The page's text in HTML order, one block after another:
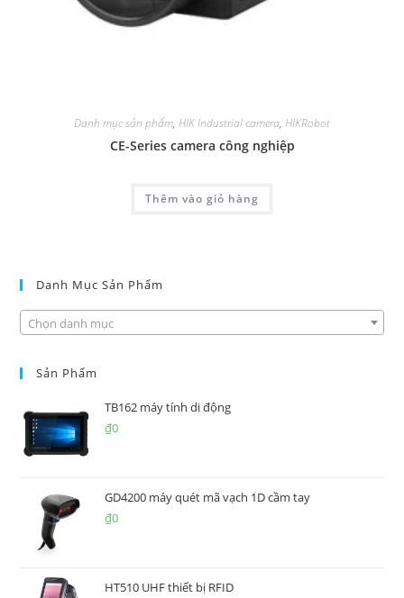
Danh mục sản phẩm, HIK Industrial camera, HIKRobot
CE-Series camera công nghiệp
Thêm vào giỏ hàng
Danh Mục Sản Phẩm
Chọn danh mục
Sản Phẩm
TB162 máy tính di động
₫0
GD4200 máy quét mã vạch 1D cầm tay
₫0
HT510 UHF thiết bị RFID